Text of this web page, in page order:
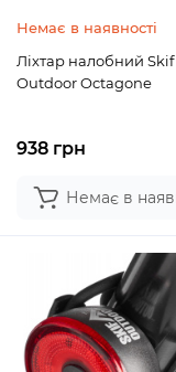
Немає в наявності
Ліхтар налобний Skif
Outdoor Octagone
938 грн
Немає в